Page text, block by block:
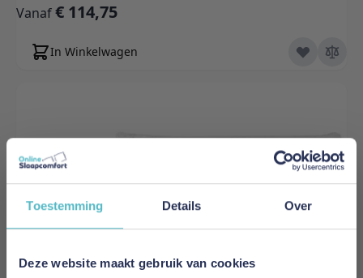
Toestemming Details Over
Deze website maakt gebruik van cookies
Vanaf€ 114,75
In Winkelwagen